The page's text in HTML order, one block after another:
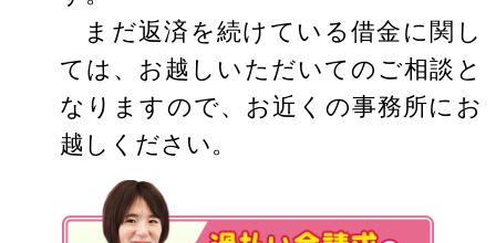
まだ返済を続けている借金に関し
ては、お越しいただいてのご相談と
なりますので、お近くの事務所にお
越しください。